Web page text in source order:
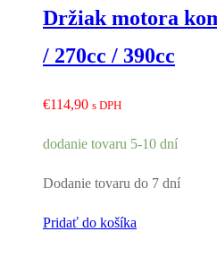
Držiak motora
/ 270cc / 390cc
€114,90 s DPH
dodanie tovaru 5-10 dní
Dodanie tovaru do 7 dní
Pridať do košíka